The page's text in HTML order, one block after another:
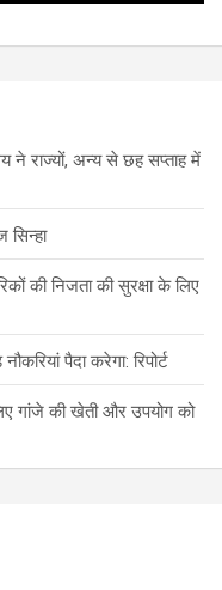
ने राज्यों, अन्य से छह सप्ताह में
की निजता की सुरक्षा के लिए
पैदा करेगा: रिपोर्ट
गांजे की खेती और उपयोग को